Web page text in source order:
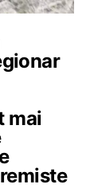
mai